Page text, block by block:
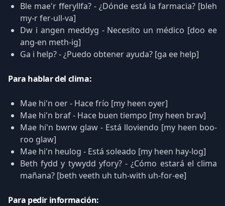
Ble mae'r fferyllfa? - ¿Dónde está la farmacia? [bleh
my-r fer-ull-va]
Dw i angen meddyg - Necesito un médico [doo ee
ang-en meth-ig]
Ga i help? - ¿Puedo obtener ayuda? [ga ee help]
Para hablar del clima:
Mae hi'n oer - Hace frío [my heen oyer]
Mae hi'n braf - Hace buen tiempo [my heen brav]
Mae hi'n bwrw glaw - Está lloviendo [my heen boo-
roo glaw]
Mae hi'n heulog - Está soleado [my heen hay-log]
Beth fydd y tywydd yfory? - ¿Cómo estará el clima
mañana? [beth veeth uh tuh-with uh-for-ee]
Para pedir información: